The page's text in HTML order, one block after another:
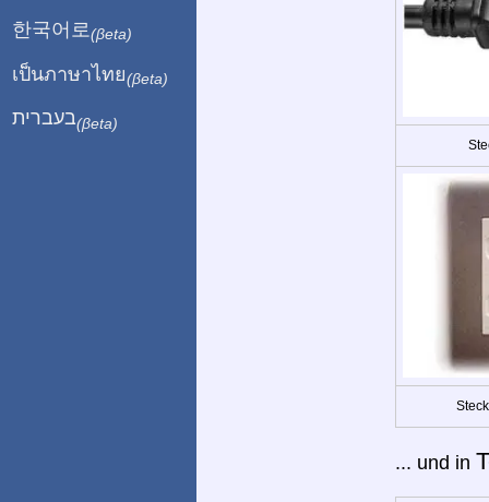
... und in
한국어로 (βeta)
เป็นภาษาไทย(βeta)
בעברית(βeta)